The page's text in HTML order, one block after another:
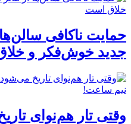
حمایت ناکافی
جدید خوش‌فکر و
وقتی تار هم‌نوای